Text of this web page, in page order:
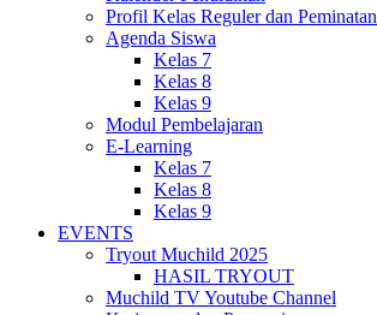
Profil Kelas Reguler dan Peminatan
Agenda Siswa
Kelas 7
Kelas 8
Kelas 9
Modul Pembelajaran
E-Learning
Kelas 7
Kelas 8
Kelas 9
EVENTS
Tryout Muchild 2025
HASIL TRYOUT
Muchild TV Youtube Channel